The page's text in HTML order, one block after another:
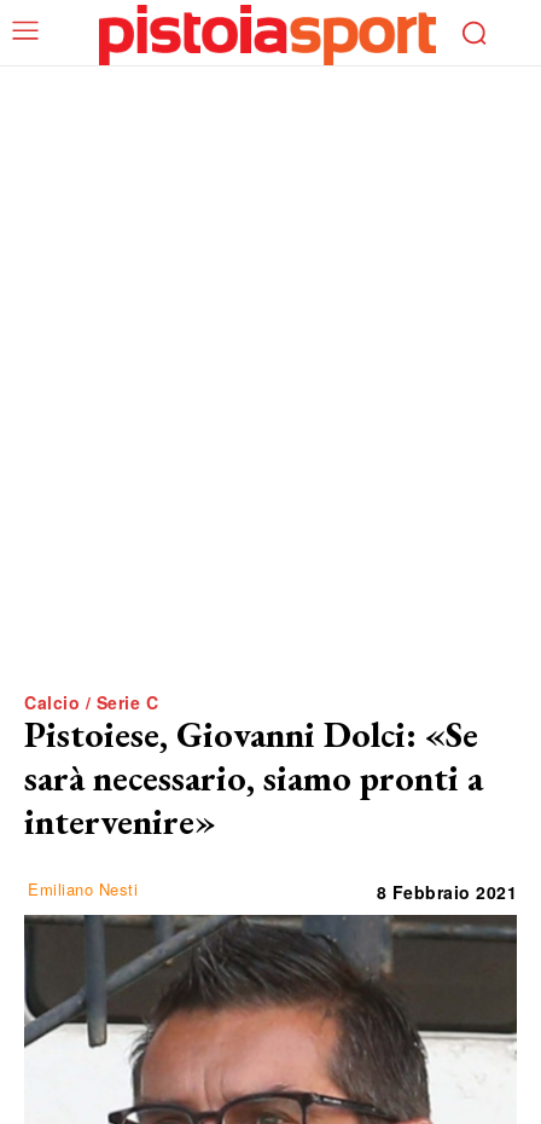
Calcio / Serie C
Pistoiese, Giovanni Dolci: «Se
sarà necessario, siamo pronti a
intervenire»
Emiliano Nesti 8 Febbraio 2021